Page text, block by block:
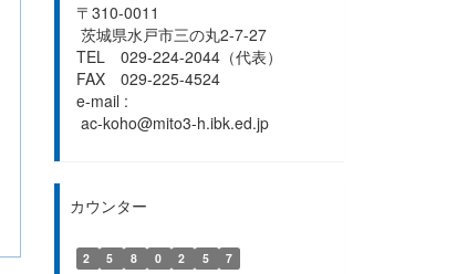
〒310-0011
茨城県水戸市三の丸2-7-27
TEL 029-224-2044（代表）
FAX 029-225-4524
e-mail :
ac-koho@mito3-h.ibk.ed.jp
カウンター
2 5 8 0 2 5 7